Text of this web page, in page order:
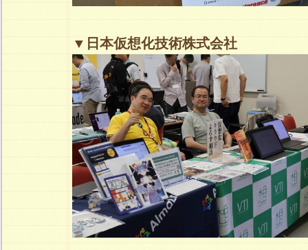
▼日本仮想化技術株式会社